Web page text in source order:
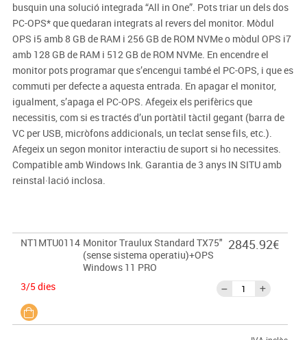
busquin una solució integrada “All in One”. Pots triar un dels dos
PC-OPS* que quedaran integrats al revers del monitor. Mòdul
OPS i5 amb 8 GB de RAM i 256 GB de ROM NVMe o mòdul OPS i7
amb 128 GB de RAM i 512 GB de ROM NVMe. En encendre el
monitor pots programar que s’encengui també el PC-OPS, i que es
commuti per defecte a aquesta entrada. En apagar el monitor,
igualment, s’apaga el PC-OPS. Afegeix els perifèrics que
necessitis, com si es tractés d’un portàtil tàctil gegant (barra de
VC per USB, micròfons addicionals, un teclat sense fils, etc.).
Afegeix un segon monitor interactiu de suport si ho necessites.
Compatible amb Windows Ink. Garantia de 3 anys IN SITU amb
reinstal·lació inclosa.
NT1MTU0114 Monitor Traulux Standard TX75"
(sense sistema operatiu)+OPS
Windows 11 PRO
3/5 dies
2845.92€